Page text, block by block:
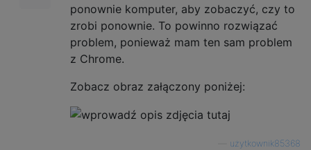
ponownie komputer, aby zobaczyć, czy to
zrobi ponownie. To powinno rozwiązać
problem, ponieważ mam ten sam problem
z Chrome.
Zobacz obraz załączony poniżej:
użytkownik85368